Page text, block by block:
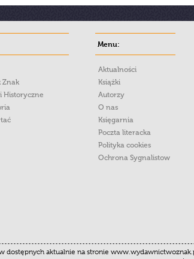
Znak
Historyczne
Menu:
Aktualności
Książki
Autorzy
O nas
Księgarnia
Poczta literacka
Polityka cookies
Ochrona Sygnalistow
dostępnych aktualnie na stronie